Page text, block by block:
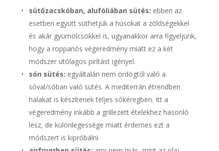
sütőzacskóban, alufóliában sütés: ebben az
esetben együtt süthetjük a húsokat a zöldségekkel
és akár gyümölcsökkel is, ugyanakkor arra figyeljünk,
hogy a roppanós végeredmény miatt ez a két
módszer utólagos pirítást igényel.
són sütés: egyáltalán nem ördögtől való a
sóval/sóban való sütés. A mediterrán étrendben
halakat is készítenek teljes sókéregben. Itt a
végeredmény inkább a grillezett ételekhez hasonló
lesz, de különlegessége miatt érdemes ezt a
módszert is kipróbálni.